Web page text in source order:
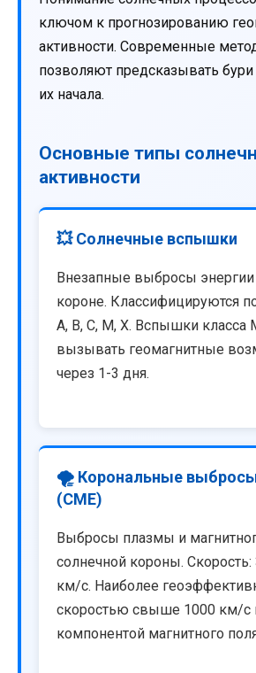
ключом к прогнозированию
активности. Современные
позволяют предсказывать
их начала.
Основные типы
активности
💥 Солнечные вспышки
Внезапные выбросы
короне. Классифицируются
A, B, C, M, X. Вспышки класса
вызывать геомагнитные
через 1-3 дня.
🌪️ Корональные
(CME)
Выбросы плазмы и
солнечной короны.
км/с. Наиболее
скоростью свыше 1000 км/
компонентой магнитного